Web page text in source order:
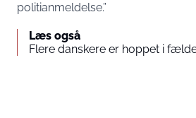
politianmeldelse.”
Læs også
Flere danskere er hoppet i